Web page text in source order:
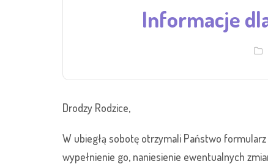
Informacje
Drodzy Rodzice,
W ubiegłą sobotę otrzymali Państwo
wypełnienie go, naniesienie ewentualnych